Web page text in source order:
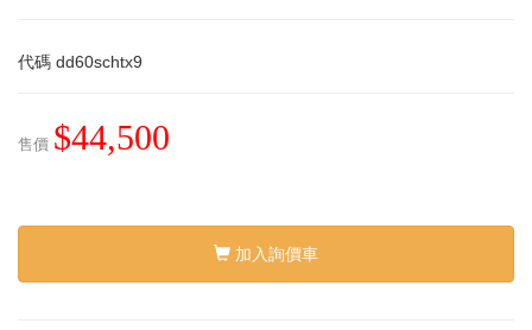
代碼 dd60schtx9
售價 $44,500
加入詢價車